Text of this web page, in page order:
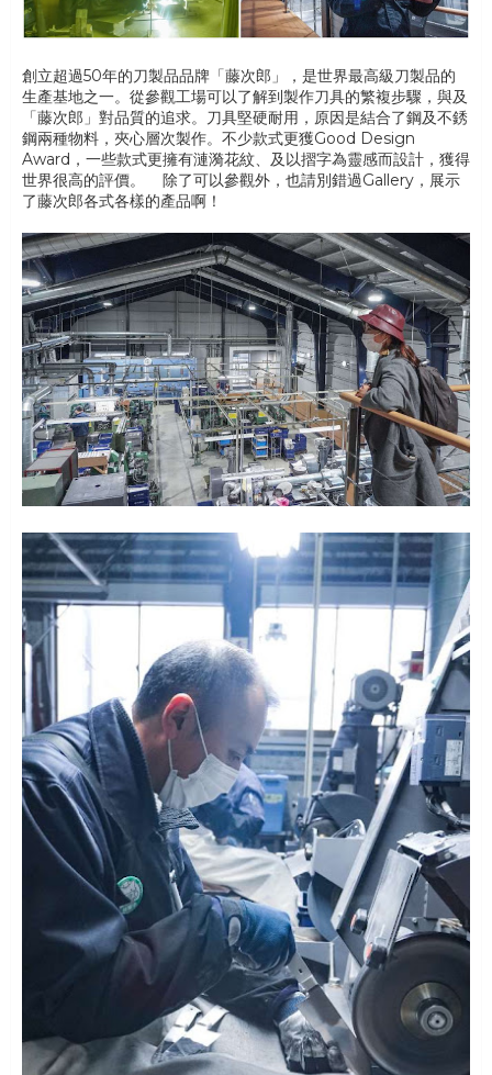
創立超過50年的刀製品品牌「藤次郎」，是世界最高級刀製品的
生產基地之一。從參觀工場可以了解到製作刀具的繁複步驟，與及
「藤次郎」對品質的追求。刀具堅硬耐用，原因是結合了鋼及不銹
鋼兩種物料，夾心層次製作。不少款式更獲Good Design
Award，一些款式更擁有漣漪花紋、及以摺字為靈感而設計，獲得
世界很高的評價。 除了可以參觀外，也請別錯過Gallery，展示
了藤次郎各式各樣的產品啊！